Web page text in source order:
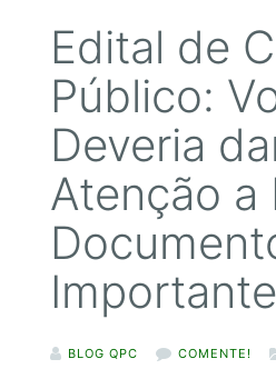
Edital de
Público:
Deveria
Atenção a
Importante
BLOG QPC COMENTE!